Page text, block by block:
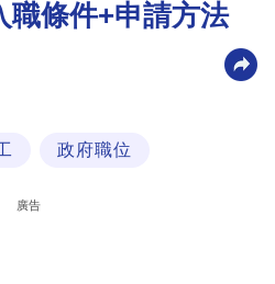
職條件+申請方法
政府職位
廣告